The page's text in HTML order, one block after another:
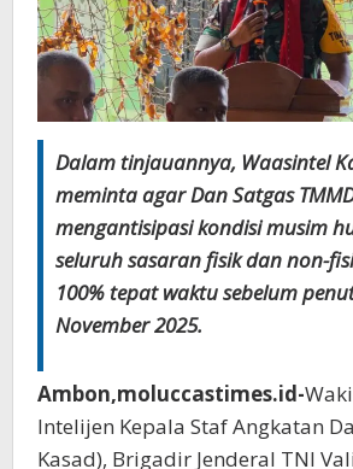
Dalam tinjauannya, Waasintel
meminta agar Dan Satgas
mengantisipasi kondisi musim
seluruh sasaran fisik dan non-
100% tepat waktu sebelum
November 2025.
Ambon,moluccastimes.id-
Intelijen Kepala Staf Angkatan
Kasad), Brigadir Jenderal TNI